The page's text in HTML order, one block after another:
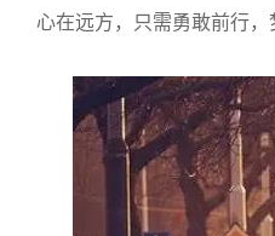
心在远方，只需勇敢前行